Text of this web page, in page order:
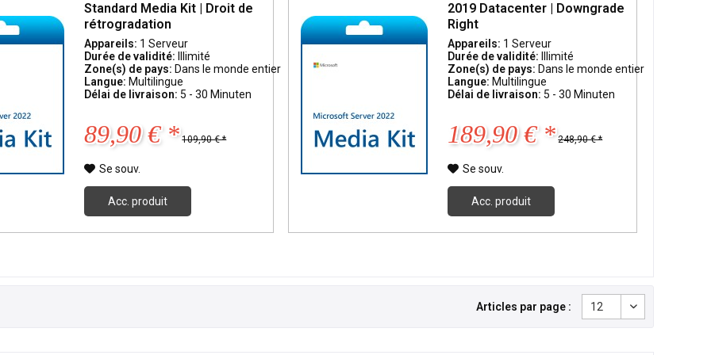
Standard Media Kit | Droit de
rétrogradation
Appareils: 1 Serveur
Durée de validité:
Illimité
Zone(s) de pays: Dans le monde entier
Langue: Multilingue
Délai de livraison: 5 - 30 Minuten
89,90 € * 109,90 € *
Se souv.
Acc. produit
2019 Datacenter | Downgrade
Right
Appareils: 1 Serveur
Durée de validité:
Illimité
Zone(s) de pays: Dans le monde entier
Langue: Multilingue
Délai de livraison: 5 - 30 Minuten
189,90 € * 248,90 € *
Se souv.
Acc. produit
Articles par page :